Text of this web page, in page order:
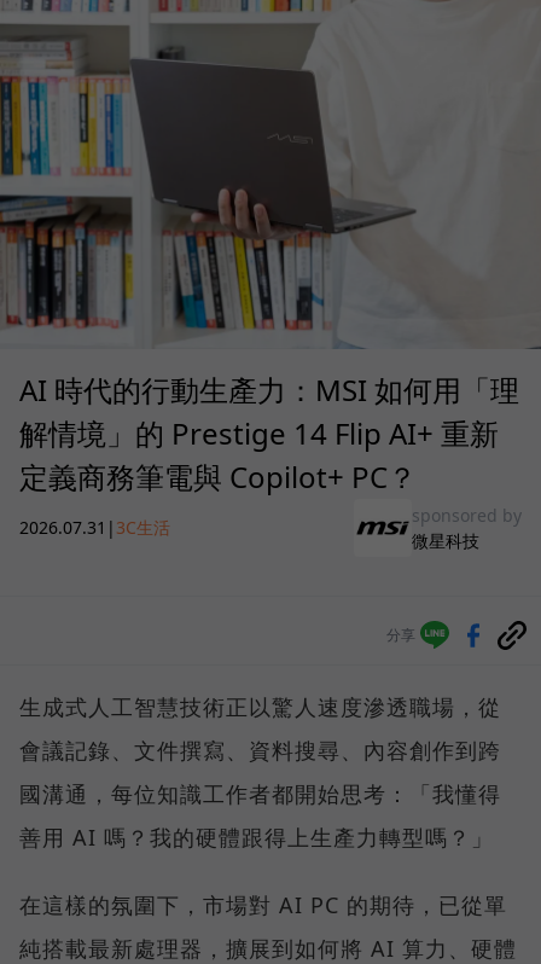
AI 時代的行動生產力：MSI 如何用「理
解情境」的 Prestige 14 Flip AI+ 重新
定義商務筆電與 Copilot+ PC？
2026.07.31 | 3C生活
sponsored by
微星科技
分享
生成式人工智慧技術正以驚人速度滲透職場，從
會議記錄、文件撰寫、資料搜尋、內容創作到跨
國溝通，每位知識工作者都開始思考：「我懂得
善用 AI 嗎？我的硬體跟得上生產力轉型嗎？」
在這樣的氛圍下，市場對 AI PC 的期待，已從單
純搭載最新處理器，擴展到如何將 AI 算力、硬體